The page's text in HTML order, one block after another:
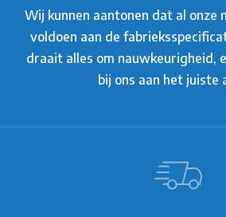
Wij kunnen aantonen dat al onze
voldoen aan de
draait alles om nauwkeurigheid,
bij ons aan het juiste